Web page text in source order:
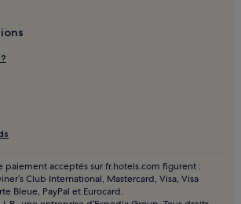
paiement acceptés sur fr.hotels.com figurent :
Club International, Mastercard, Visa, Visa
Bleue, PayPal et Eurocard.